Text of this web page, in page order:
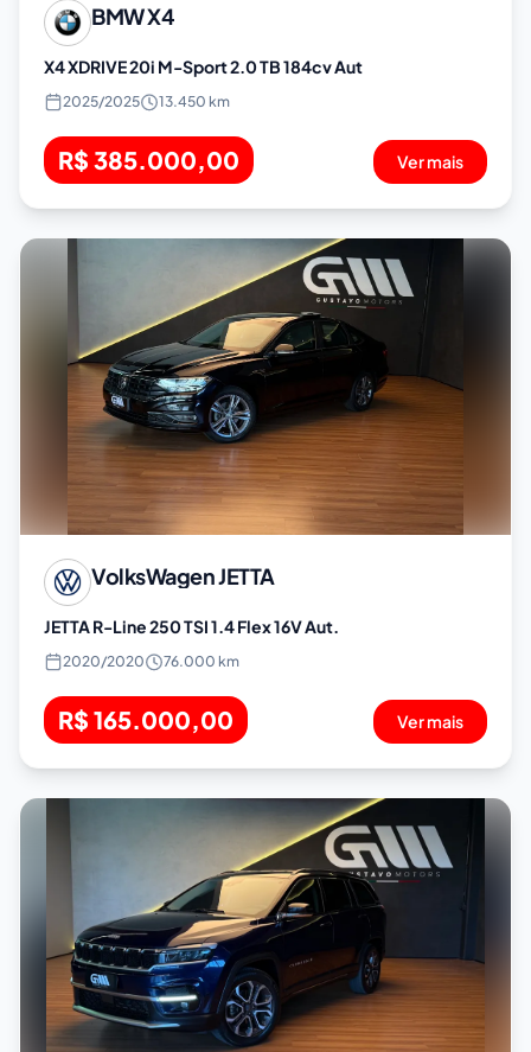
BMWX4
X4 XDRIVE 20i M-Sport 2.0 TB 184cv Aut
2025/2025 13.450 km
R$ 385.000,00 Ver mais
VolksWagenJETTA
JETTA R-Line 250 TSI 1.4 Flex 16V Aut.
2020/2020 76.000 km
R$ 165.000,00 Ver mais